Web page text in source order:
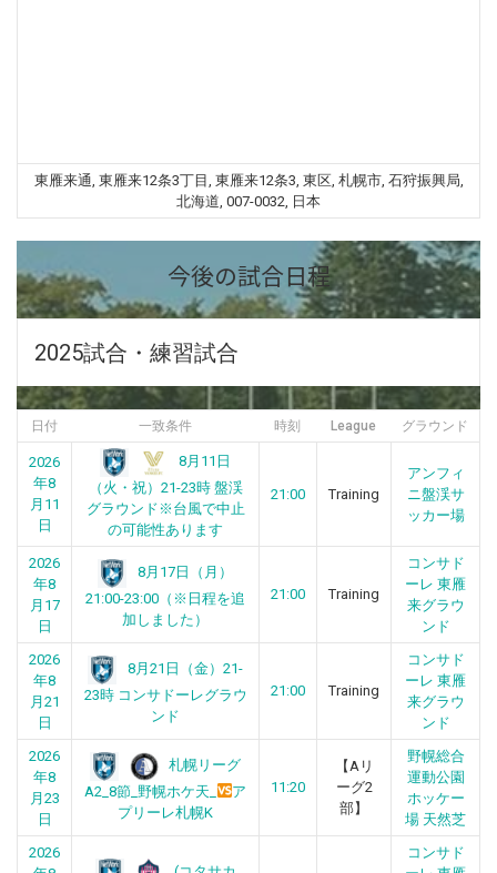
東雁来通, 東雁来12条3丁目, 東雁来12条3, 東区, 札幌市, 石狩振興局,
北海道, 007-0032, 日本
今後の試合日程
2025試合・練習試合
日付 一致条件 時刻 League グラウンド
2026
年8
月11
日
8月11日
（火・祝）21-23時 盤渓
グラウンド※台風で中止
の可能性あります
21:00 Training
アンフィ
ニ盤渓サ
ッカー場
2026
年8
月17
日
8月17日（月）
21:00-23:00（※日程を追
加しました）
21:00 Training
コンサド
ーレ 東雁
来グラウ
ンド
2026
年8
月21
日
8月21日（金）21-
23時 コンサドーレグラウ
ンド
21:00 Training
コンサド
ーレ 東雁
来グラウ
ンド
2026
年8
月23
日
札幌リーグ
A2_8節_野幌ホケ天_
ア
プリーレ札幌K
11:20
【Aリ
ーグ2
部】
野幌総合
運動公園
ホッケー
場 天然芝
2026
コンサド